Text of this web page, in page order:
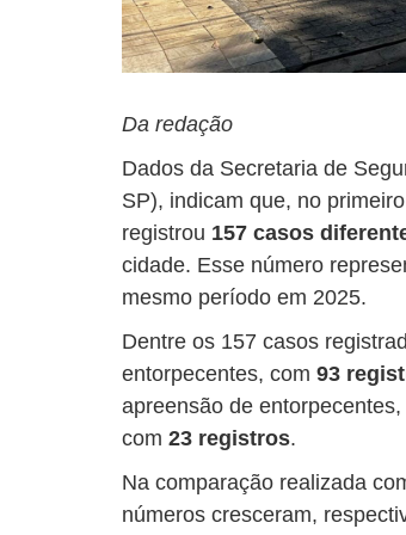
Da redação
Dados da Secretaria de
SP), indicam que, no
registrou 157 casos
cidade. Esse número
mesmo período em 2025.
Dentre os 157 casos
entorpecentes, com 93
apreensão de entorpecentes,
com 23 registros.
Na comparação realizada
números cresceram,